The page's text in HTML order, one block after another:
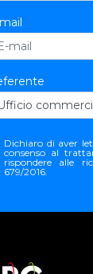
Dichiaro di aver
consenso al
rispondere alle
679/2016.